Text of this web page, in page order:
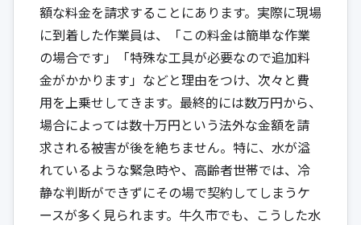
額な料金を請求することにあります。実際に現場
に到着した作業員は、「この料金は簡単な作業
の場合です」「特殊な工具が必要なので追加料
金がかかります」などと理由をつけ、次々と費
用を上乗せしてきます。最終的には数万円から、
場合によっては数十万円という法外な金額を請
求される被害が後を絶ちません。特に、水が溢
れているような緊急時や、高齢者世帯では、冷
静な判断ができずにその場で契約してしまうケ
ースが多く見られます。牛久市でも、こうした水